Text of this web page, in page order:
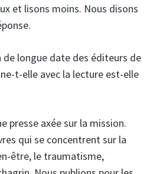
et lisons moins. Nous disons
longue date des éditeurs de
t-elle avec la lecture est-elle
presse axée sur la mission.
qui se concentrent sur la
être, le traumatisme,